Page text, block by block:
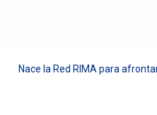
Nace la Red RIMA para